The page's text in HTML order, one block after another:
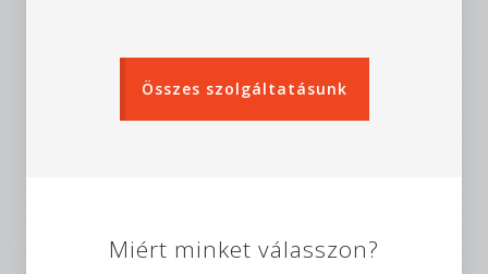
Összes szolgáltatásunk
Miért minket válasszon?